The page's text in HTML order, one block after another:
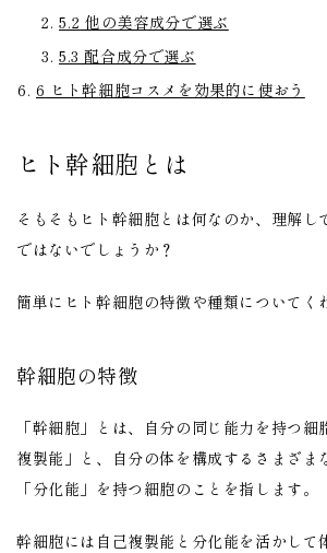
5.2 他の美容成分で選ぶ
5.3 配合成分で選ぶ
6 ヒト幹細胞コスメを効果的に使おう
ヒト幹細胞とは
そもそもヒト幹細胞とは何なのか、理解し
ではないでしょうか？
簡単にヒト幹細胞の特徴や種類についてく
幹細胞の特徴
「幹細胞」とは、自分の同じ能力を持つ細
複製能」と、自分の体を構成するさまざま
「分化能」を持つ細胞のことを指します。
幹細胞には自己複製能と分化能を活かして